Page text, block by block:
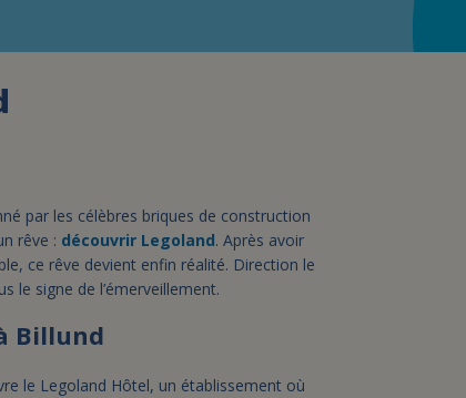
par les célèbres briques de construction
rêve : découvrir Legoland. Après avoir
ce rêve devient enfin réalité. Direction le
le signe de l’émerveillement.
Billund
le Legoland Hôtel, un établissement où